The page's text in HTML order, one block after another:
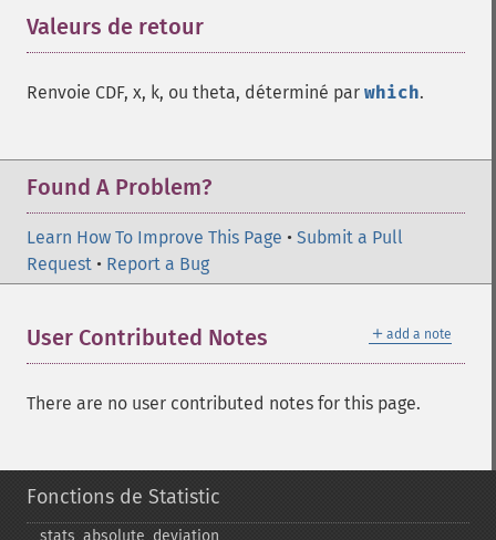
Valeurs de retour
Renvoie CDF, x, k, ou theta, déterminé par which.
Found A Problem?
Learn How To Improve This Page • Submit a Pull
Request • Report a Bug
＋ add a note
User Contributed Notes
There are no user contributed notes for this page.
Fonctions de Statistic
stats_​absolute_​deviation